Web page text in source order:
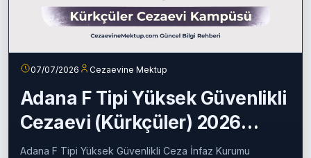
07/07/2026 Cezaevine Mektup
Adana F Tipi Yüksek Güvenlikli
Cezaevi (Kürkçüler) 2026
Rehberi
Adana F Tipi Yüksek Güvenlikli Ceza İnfaz Kurumu